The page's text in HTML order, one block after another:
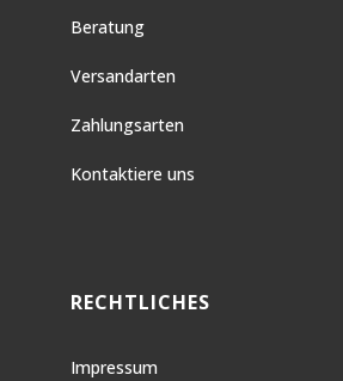
Beratung
Versandarten
Zahlungsarten
Kontaktiere uns
RECHTLICHES
Impressum